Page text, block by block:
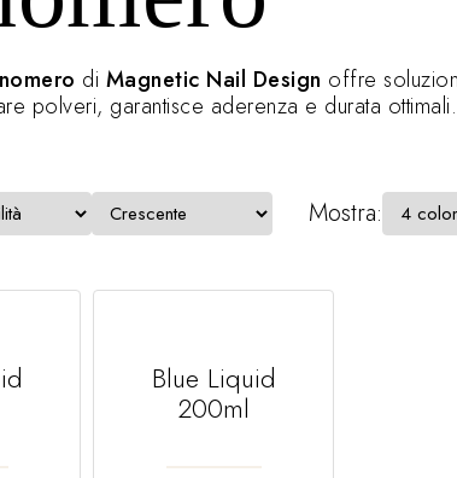
di Magnetic Nail Design offre
polveri, garantisce aderenza e durata ottimali.
Mostra:
Blue Liquid
200ml